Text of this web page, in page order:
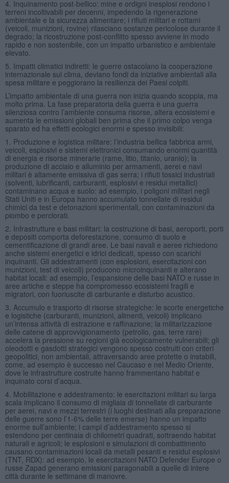
4. Inquinamento post-bellico: mine e ordigni inesplosi rendono i
terreni incoltivabili per decenni, impedendo la rigenerazione
ambientale e la sicurezza alimentare; i rifiuti militari e rottami
(veicoli, munizioni, rovine) rilasciano sostanze pericolose durante il
degrado; la ricostruzione post-conflitto spesso avviene in modo
rapido e non sostenibile, con un impatto urbanistico e ambientale
elevato.
5. Impatti climatici indiretti: le guerre ostacolano la cooperazione
internazionale sul clima, deviano fondi da iniziative ambientali alla
spesa militare e peggiorano la resilienza dei Paesi colpiti.
L’impatto ambientale di una guerra non inizia quando scoppia, ma
molto prima. La fase preparatoria della guerra è una guerra
silenziosa contro l’ambiente consuma risorse, altera ecosistemi e
aumenta le emissioni globali ben prima che il primo colpo venga
sparato ed ha effetti ecologici enormi e spesso invisibili:
1. Produzione e logistica militare: l’industria bellica fabbrica armi,
veicoli, esplosivi e sistemi elettronici consumando enormi quantità
di energia e risorse minerarie (rame, litio, titanio, uranio); la
produzione di acciaio e alluminio per armamenti, aerei e navi
militari è altamente emissiva di gas serra; i rifiuti tossici industriali
(solventi, lubrificanti, carburanti, esplosivi e residui metallici)
contaminano acqua e suolo: ad esempio, i poligoni militari negli
Stati Uniti e in Europa hanno accumulato tonnellate di residui
chimici da test e detonazioni sperimentali, con contaminazioni da
piombo e perclorati.
2. Infrastrutture e basi militari: la costruzione di basi, aeroporti, porti
e depositi comporta deforestazione, consumo di suolo e
cementificazione di grandi aree. Le basi navali e aeree richiedono
anche sistemi energetici e idrici dedicati, spesso con scarichi
inquinanti. Gli addestramenti (con esplosioni, esercitazioni con
munizioni, test di veicoli) producono microinquinanti e alterano
habitat locali: ad esempio, l’espansione delle basi NATO e russe in
aree artiche e steppe ha compromesso ecosistemi fragili e
migratori, con fuoriuscite di carburante e disturbo acustico.
3. Accumulo e trasporto di risorse strategiche: le scorte energetiche
e logistiche (carburanti, munizioni, alimenti, veicoli) implicano
un’intensa attività di estrazione e raffinazione; la militarizzazione
delle catene di approvvigionamento (petrolio, gas, terre rare)
accelera la pressione su regioni già ecologicamente vulnerabili; gli
oleodotti e gasdotti strategici vengono spesso costruiti con criteri
geopolitici, non ambientali, attraversando aree protette o instabili,
come, ad esempio è successo nel Caucaso e nel Medio Oriente,
dove le infrastrutture costruite hanno frammentano habitat e
inquinato corsi d’acqua.
4. Mobilitazione e addestramento: le esercitazioni militari su larga
scala implicano il consumo di migliaia di tonnellate di carburante
per aerei, navi e mezzi terrestri (i luoghi destinati alla preparazione
delle guerre sono l’1-6% delle terre emerse) hanno un impatto
enorme sull’ambiente; i campi d’addestramento spesso si
estendono per centinaia di chilometri quadrati, sottraendo habitat
naturali e agricoli; le esplosioni e simulazioni di combattimento
causano contaminazioni locali da metalli pesanti e residui esplosivi
(TNT, RDX): ad esempio, le esercitazioni NATO Defender Europe o
russe Zapad generano emissioni paragonabili a quelle di intere
città durante le settimane di manovre.